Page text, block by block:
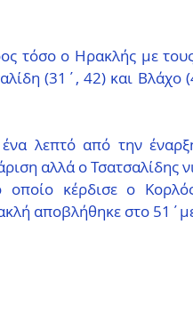
τόσο ο Ηρακλής με
(31΄, 42) και
λεπτό από την
αλλά ο Τσατσαλίδης
οποίο κέρδισε ο
αποβλήθηκε στο